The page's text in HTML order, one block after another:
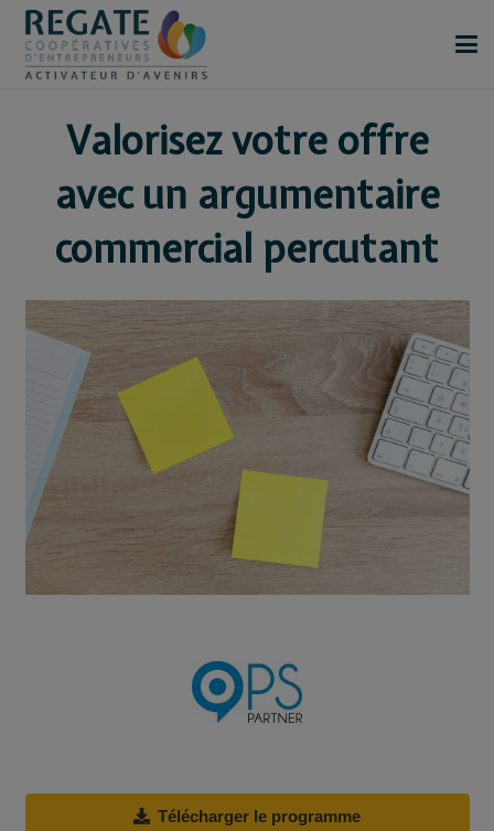
Valorisez votre offre
avec un argumentaire
commercial percutant
Télécharger le programme